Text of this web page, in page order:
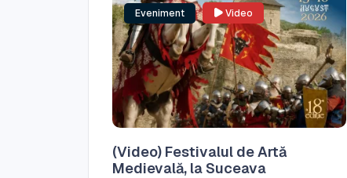
Eveniment Video
(Video) Festivalul de Artă
Medievală, la Suceava